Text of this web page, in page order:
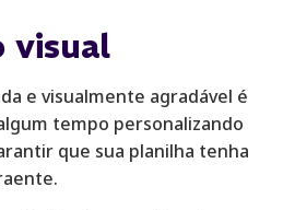
visual
e visualmente agradável é
tempo personalizando
que sua planilha tenha